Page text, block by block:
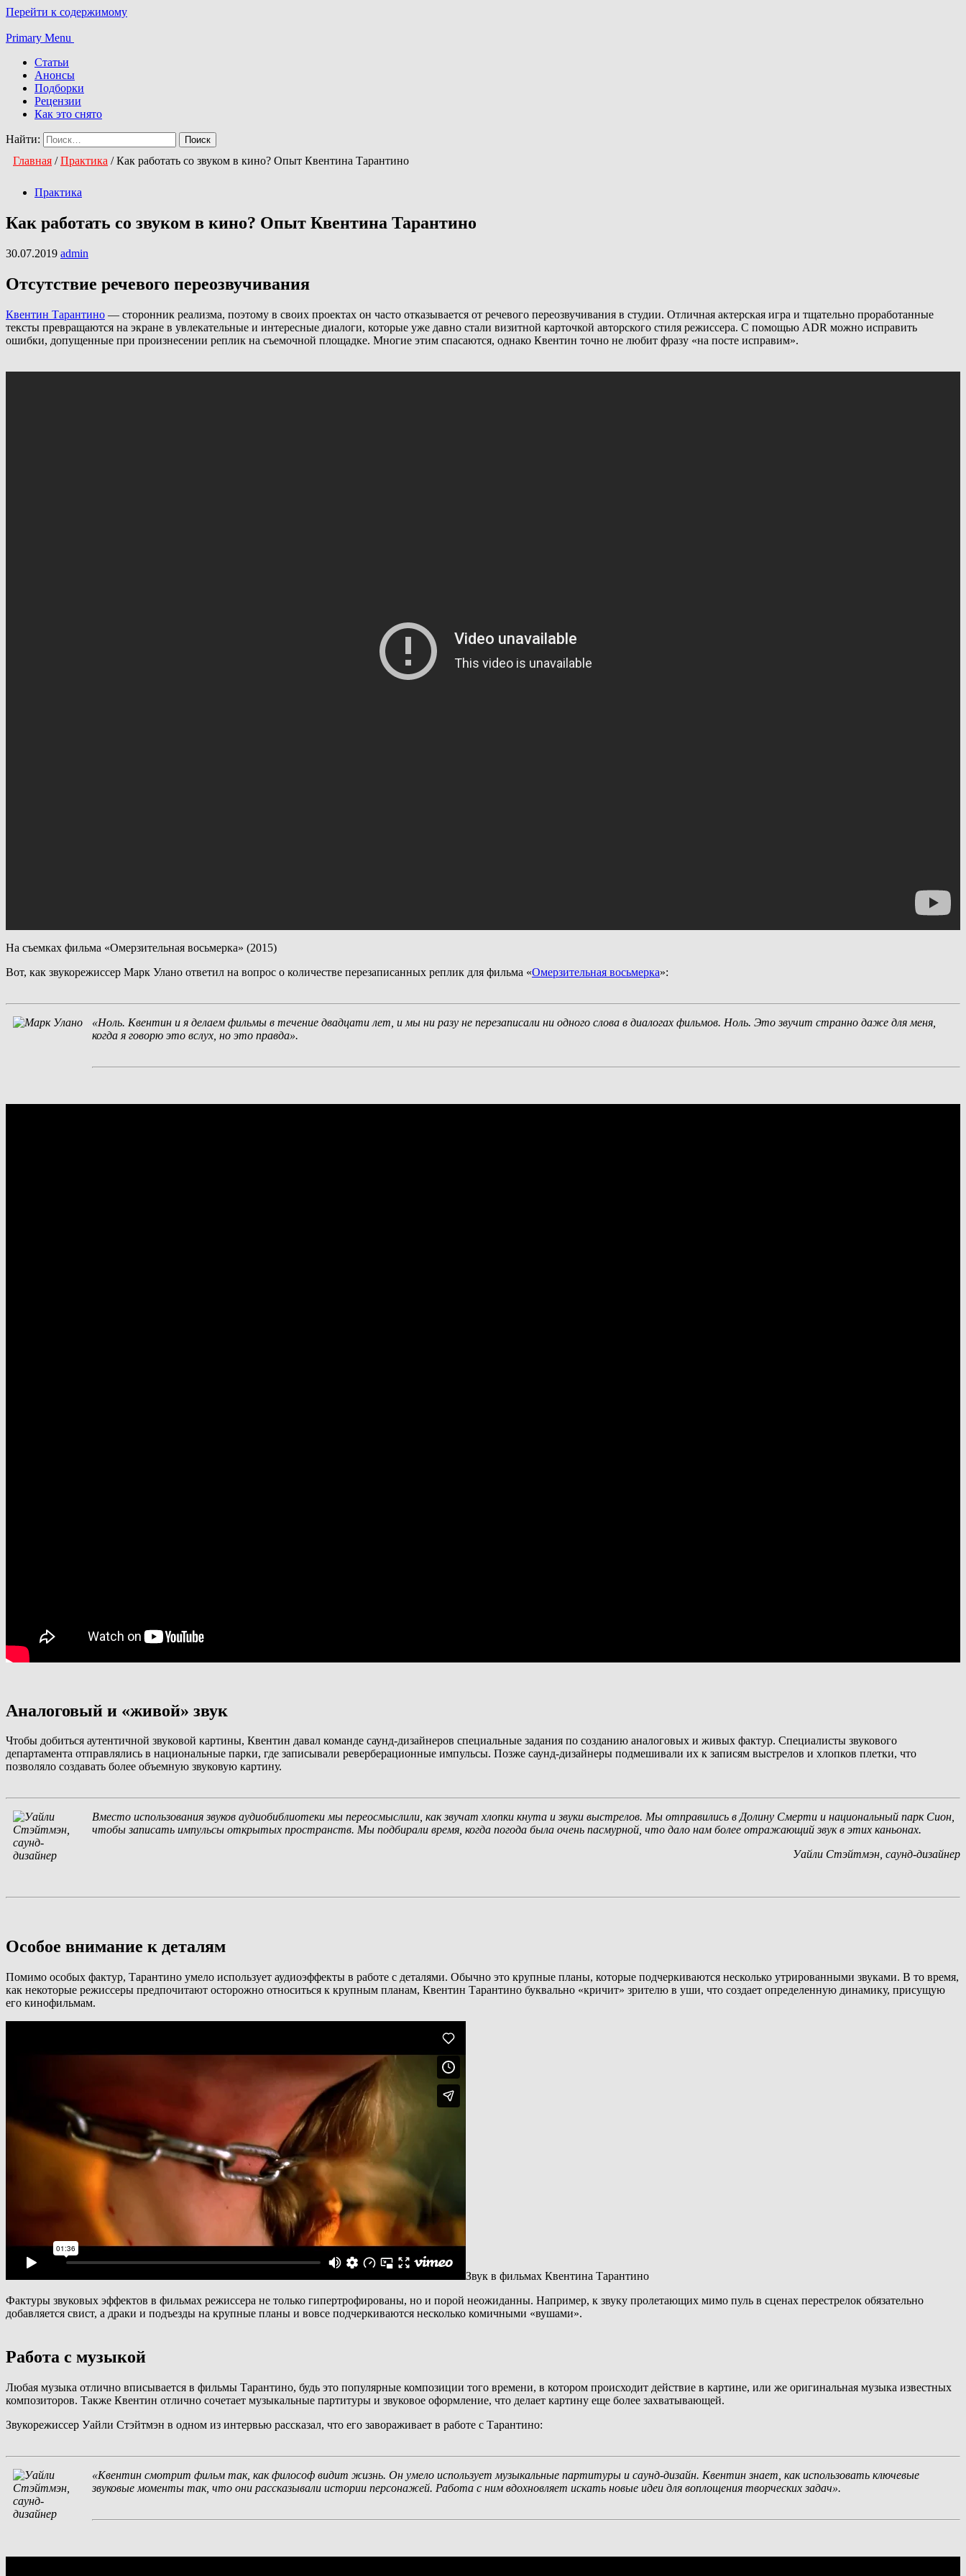
Перейти к содержимому
Primary Menu
Статьи
Анонсы
Подборки
Рецензии
Как это снято
Найти:
Главная /Практика /Как работать со звуком в кино? Опыт Квентина Тарантино
Практика
Как работать со звуком в кино? Опыт Квентина Тарантино
30.07.2019 admin
Отсутствие речевого переозвучивания
Квентин Тарантино — сторонник реализма, поэтому в своих проектах он часто отказывается от речевого переозвучивания в студии. Отличная актерская игра и тщательно проработанные
тексты превращаются на экране в увлекательные и интересные диалоги, которые уже давно стали визитной карточкой авторского стиля режиссера. С помощью ADR можно исправить
ошибки, допущенные при произнесении реплик на съемочной площадке. Многие этим спасаются, однако Квентин точно не любит фразу «на посте исправим».
На съемках фильма «Омерзительная восьмерка» (2015)
Вот, как звукорежиссер Марк Улано ответил на вопрос о количестве перезаписанных реплик для фильма «Омерзительная восьмерка»:
«Ноль. Квентин и я делаем фильмы в течение двадцати лет, и мы ни разу не перезаписали ни одного слова в диалогах фильмов. Ноль. Это звучит странно даже для меня,
когда я говорю это вслух, но это правда».
Аналоговый и «живой» звук
Чтобы добиться аутентичной звуковой картины, Квентин давал команде саунд-дизайнеров специальные задания по созданию аналоговых и живых фактур. Специалисты звукового
департамента отправлялись в национальные парки, где записывали реверберационные импульсы. Позже саунд-дизайнеры подмешивали их к записям выстрелов и хлопков плетки, что
позволяло создавать более объемную звуковую картину.
Вместо использования звуков аудиобиблиотеки мы переосмыслили, как звучат хлопки кнута и звуки выстрелов. Мы отправились в Долину Смерти и национальный парк Сион,
чтобы записать импульсы открытых пространств. Мы подбирали время, когда погода была очень пасмурной, что дало нам более отражающий звук в этих каньонах.
Уайли Стэйтмэн, саунд-дизайнер
Особое внимание к деталям
Помимо особых фактур, Тарантино умело использует аудиоэффекты в работе с деталями. Обычно это крупные планы, которые подчеркиваются несколько утрированными звуками. В то время,
как некоторые режиссеры предпочитают осторожно относиться к крупным планам, Квентин Тарантино буквально «кричит» зрителю в уши, что создает определенную динамику, присущую
его кинофильмам.
Звук в фильмах Квентина Тарантино
Фактуры звуковых эффектов в фильмах режиссера не только гипертрофированы, но и порой неожиданны. Например, к звуку пролетающих мимо пуль в сценах перестрелок обязательно
добавляется свист, а драки и подъезды на крупные планы и вовсе подчеркиваются несколько комичными «вушами».
Работа с музыкой
Любая музыка отлично вписывается в фильмы Тарантино, будь это популярные композиции того времени, в котором происходит действие в картине, или же оригинальная музыка известных
композиторов. Также Квентин отлично сочетает музыкальные партитуры и звуковое оформление, что делает картину еще более захватывающей.
Звукорежиссер Уайли Стэйтмэн в одном из интервью рассказал, что его завораживает в работе с Тарантино:
«Квентин смотрит фильм так, как философ видит жизнь. Он умело использует музыкальные партитуры и саунд-дизайн. Квентин знает, как использовать ключевые
звуковые моменты так, что они рассказывали истории персонажей. Работа с ним вдохновляет искать новые идеи для воплощения творческих задач».